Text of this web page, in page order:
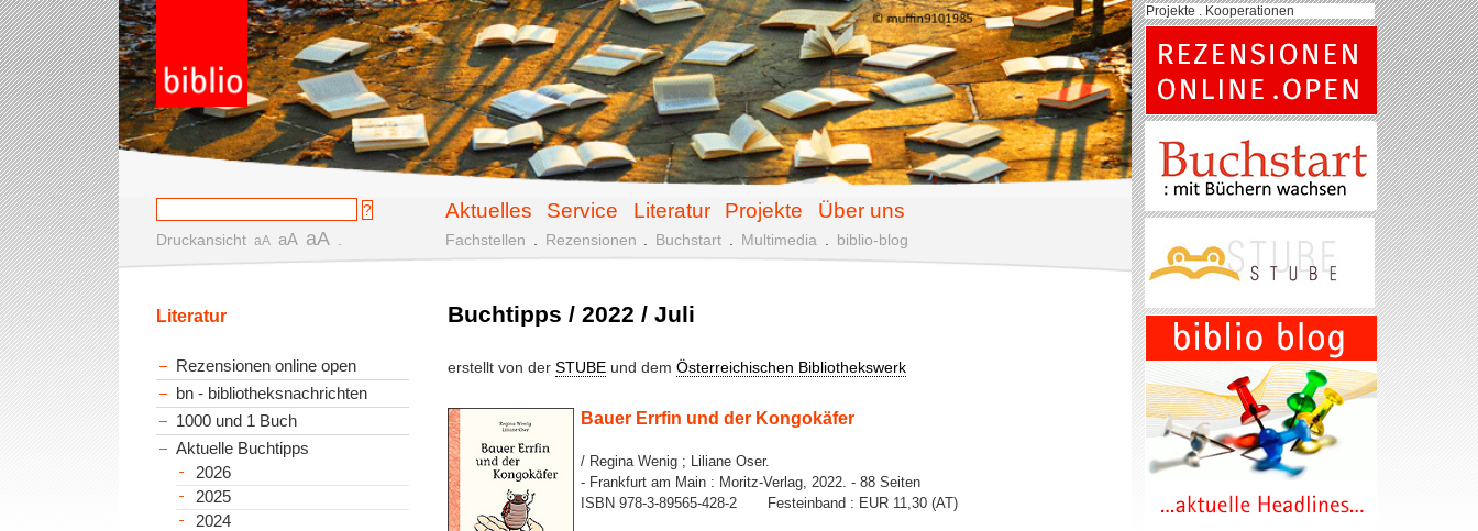
Aktuelles Service Literatur Projekte Über uns
Druckansicht aA aA aA Fachstellen Rezensionen Buchstart Multimedia biblio-blog
Buchtipps / 2022 / Juli
erstellt von derSTUBE und demÖsterreichischen Bibliothekswerk
Bauer Errfin und der Kongokäfer
/ Regina Wenig ; Liliane Oser.
- Frankfurt am Main : Moritz-Verlag, 2022. - 88 Seiten
ISBN 978-3-89565-428-2 Festeinband : EUR 11,30 (AT)
Literatur
Rezensionen online open
bn - bibliotheksnachrichten
1000 und 1 Buch
Aktuelle Buchtipps
2026
2025
2024
Projekte . Kooperationen